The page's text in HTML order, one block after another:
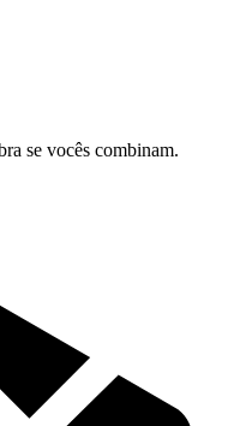
se vocês combinam.